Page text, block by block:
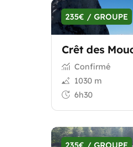
235€ / GROUPE
Crêt des
Confirmé
1030 m
6h30
235€ / GROUPE